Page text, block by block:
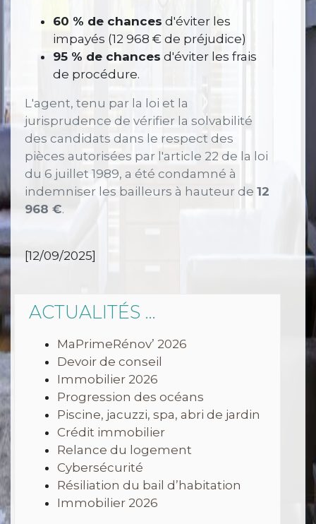
60 % de chances d'éviter les
impayés (12 968 € de préjudice)
95 % de chances d'éviter les frais
de procédure.
L'agent, tenu par la loi et la
jurisprudence de vérifier la solvabilité
des candidats dans le respect des
pièces autorisées par l'article 22 de la loi
du 6 juillet 1989, a été condamné à
indemniser les bailleurs à hauteur de 12
968 €.
[12/09/2025]
ACTUALITÉS ...
MaPrimeRénov’ 2026
Devoir de conseil
Immobilier 2026
Progression des océans
Piscine, jacuzzi, spa, abri de jardin
Crédit immobilier
Relance du logement
Cybersécurité
Résiliation du bail d’habitation
Immobilier 2026